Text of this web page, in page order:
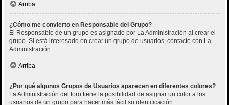
Arriba
¿Cómo me convierto en Responsable del Grupo?
El Responsable de un grupo es asignado por La Administración al crear el
grupo. Si está interesado en crear un grupo de usuarios, contacte con La
Administración.
Arriba
¿Por qué algunos Grupos de Usuarios aparecen en diferentes colores?
La Administración del foro tiene la posibilidad de asignar un color a los
usuarios de un grupo para hacer más fácil su identificación.